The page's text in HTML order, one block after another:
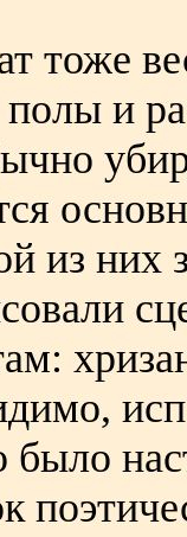
тоже
и
из них